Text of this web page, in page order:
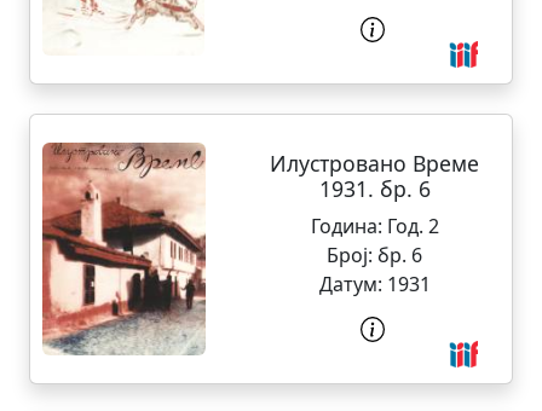
Илустровано Време
1931. бр. 6
Година: Год. 2
Број: бр. 6
Датум: 1931